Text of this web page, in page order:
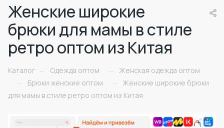
Женские широкие
брюки для мамы в стиле
ретро оптом из Китая
Каталог — Одежда оптом —
Женская одежда оптом
—
Брюки женские оптом —
Женские широкие брюки
для мамы в стиле ретро оптом из Китая